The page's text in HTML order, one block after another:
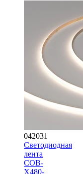
042031
Светодиодная
лента
COB-
X480-